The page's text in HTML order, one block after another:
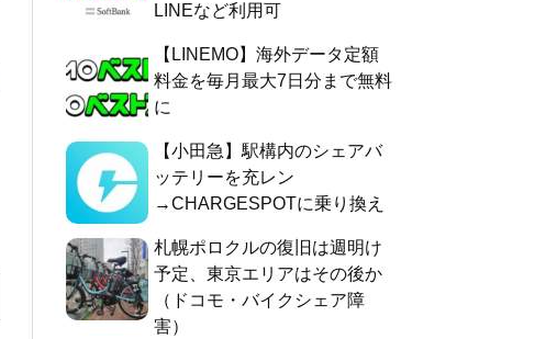
LINEなど利用可
【LINEMO】海外データ定額
料金を毎月最大7日分まで無料
に
【小田急】駅構内のシェアバ
ッテリーを充レン
→CHARGESPOTに乗り換え
札幌ポロクルの復旧は週明け
予定、東京エリアはその後か
（ドコモ・バイクシェア障
害）